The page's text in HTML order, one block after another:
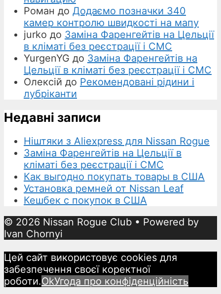
Роман до Додаємо позначки 340
камер контролю швидкості на мапу
jurko до Заміна Фаренгейтів на Цельції
в кліматі без реєстрації і СМС
YurgenYG до Заміна Фаренгейтів на
Цельції в кліматі без реєстрації і СМС
Олексій до Рекомендовані рідини і
лубріканти
Недавні записи
Ніштяки з Aliexpress для Nissan Rogue
Заміна Фаренгейтів на Цельції в
кліматі без реєстрації і СМС
Как выгодно покупать товары в США
Установка ремней от Nissan Leaf
Кешбек с покупок в США
© 2026 Nissan Rogue Club • Powered by
Ivan Chornyi
Цей сайт використовує cookies для
забезпечення своєї коректної
роботи.OkУгода про конфіденційність